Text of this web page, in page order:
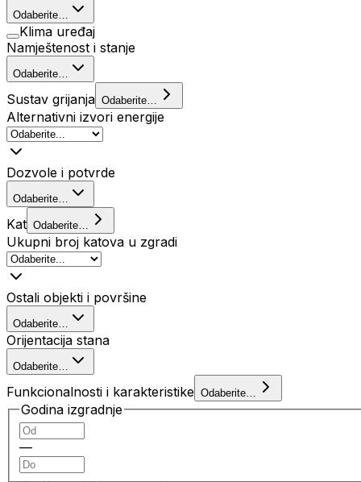
Odaberite…
Klima uređaj
Namještenost i stanje
Odaberite…
Sustav grijanja Odaberite…
Alternativni izvori energije
Dozvole i potvrde
Odaberite…
Kat Odaberite…
Ukupni broj katova u zgradi
Ostali objekti i površine
Odaberite…
Orijentacija stana
Odaberite…
Funkcionalnosti i karakteristike Odaberite…
Godina izgradnje
—